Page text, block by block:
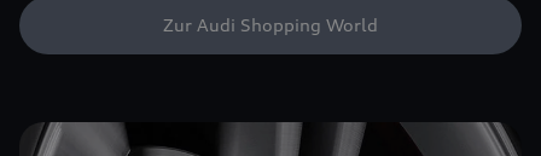
Zur Audi Shopping World